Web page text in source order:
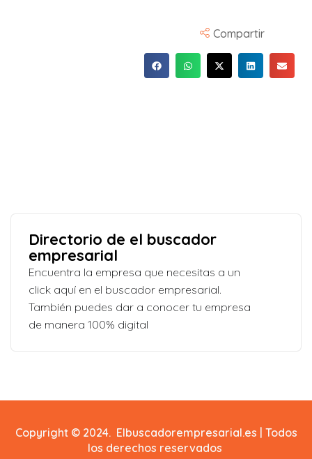
Compartir
Directorio de el buscador
empresarial
Encuentra la empresa que necesitas a un
click aquí en el buscador empresarial.
También puedes dar a conocer tu empresa
de manera 100% digital
Copyright © 2024. Elbuscadorempresarial.es | Todos
los derechos reservados